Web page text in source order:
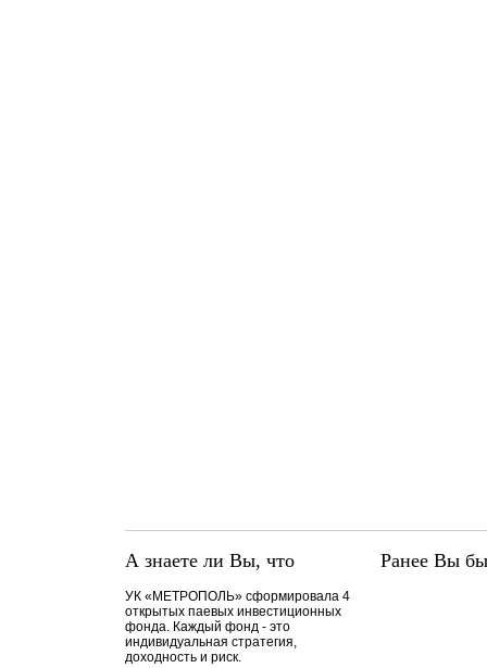
А знаете ли Вы, что
УК «МЕТРОПОЛЬ» сформировала 4
открытых паевых инвестиционных
фонда. Каждый фонд - это
индивидуальная стратегия,
доходность и риск.
Ранее Вы